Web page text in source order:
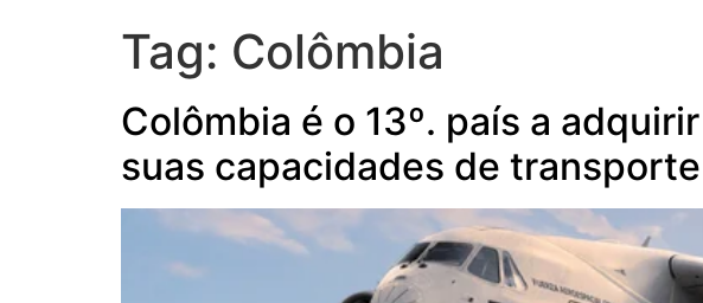
Tag: Colômbia
Colômbia é o 13º. país a
suas capacidades de